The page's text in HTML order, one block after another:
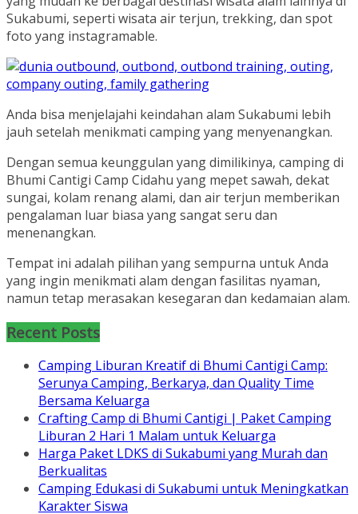
Sukabumi, seperti wisata air terjun, trekking, dan spot
foto yang instagramable.
Anda bisa menjelajahi keindahan alam Sukabumi lebih
jauh setelah menikmati camping yang menyenangkan.
Dengan semua keunggulan yang dimilikinya, camping di
Bhumi Cantigi Camp Cidahu yang mepet sawah, dekat
sungai, kolam renang alami, dan air terjun memberikan
pengalaman luar biasa yang sangat seru dan
menenangkan.
Tempat ini adalah pilihan yang sempurna untuk Anda
yang ingin menikmati alam dengan fasilitas nyaman,
namun tetap merasakan kesegaran dan kedamaian alam.
Recent Posts
Camping Liburan Kreatif di Bhumi Cantigi Camp:
Serunya Camping, Berkarya, dan Quality Time
Bersama Keluarga
Crafting Camp di Bhumi Cantigi | Paket Camping
Liburan 2 Hari 1 Malam untuk Keluarga
Harga Paket LDKS di Sukabumi yang Murah dan
Berkualitas
Camping Edukasi di Sukabumi untuk Meningkatkan
Karakter Siswa